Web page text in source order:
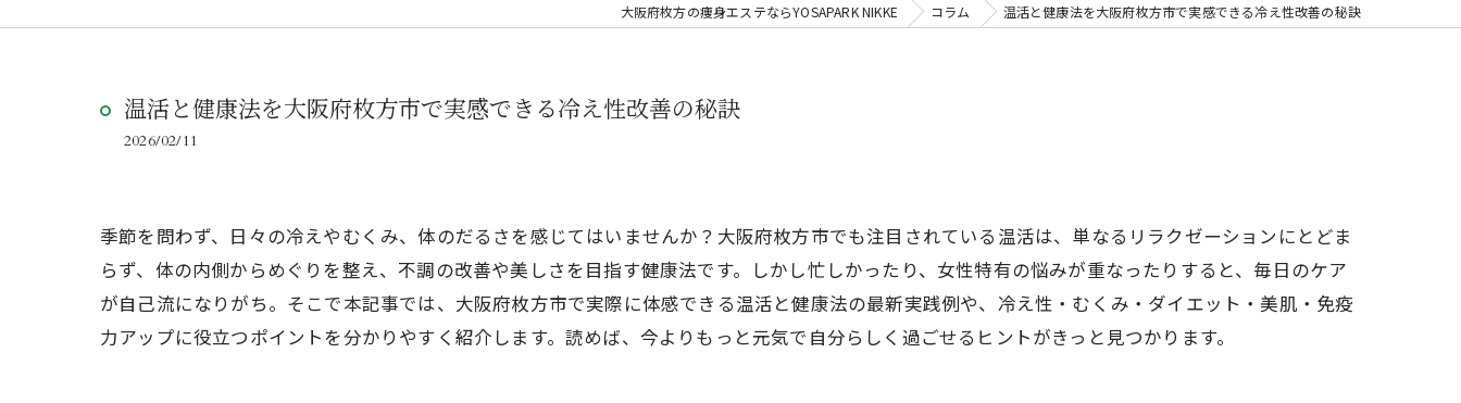
大阪府枚方の痩身エステならYOSAPARK NIKKE コラム 温活と健康法を大阪府枚方市で実感できる冷え性改善の秘訣
温活と健康法を大阪府枚方市で実感できる冷え性改善の秘訣
2026/02/11
季節を問わず、日々の冷えやむくみ、体のだるさを感じてはいませんか？大阪府枚方市でも注目されている温活は、単なるリラクゼーションにとどま
らず、体の内側からめぐりを整え、不調の改善や美しさを目指す健康法です。しかし忙しかったり、女性特有の悩みが重なったりすると、毎日のケア
が自己流になりがち。そこで本記事では、大阪府枚方市で実際に体感できる温活と健康法の最新実践例や、冷え性・むくみ・ダイエット・美肌・免疫
力アップに役立つポイントを分かりやすく紹介します。読めば、今よりもっと元気で自分らしく過ごせるヒントがきっと見つかります。